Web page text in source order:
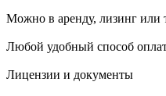
Можно в аренду, лизинг или
Любой удобный способ
Лицензии и документы